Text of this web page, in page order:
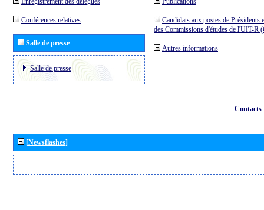
Conférences relatives
Salle de presse
Salle de presse
Candidats aux postes de Présidents
des Commissions d'études de l'UIT-R
Autres informations
Contacts
[Newsflashes]